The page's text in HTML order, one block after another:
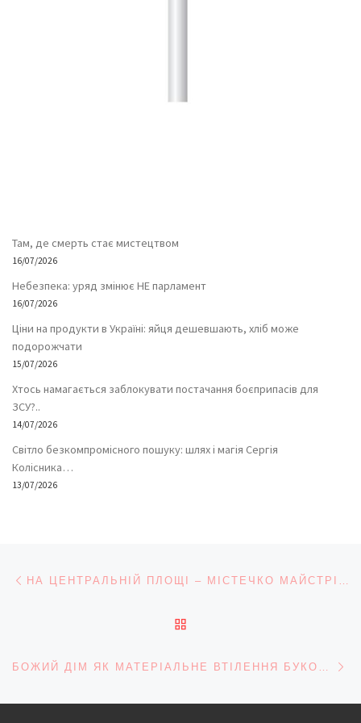
Там, де смерть стає мистецтвом
16/07/2026
Небезпека: уряд змінює НЕ парламент
16/07/2026
Ціни на продукти в Україні: яйця дешевшають, хліб може
подорожчати
15/07/2026
Хтось намагається заблокувати постачання боєприпасів для
ЗСУ?..
14/07/2026
Світло безкомпромісного пошуку: шлях і магія Сергія
Колісника…
13/07/2026
Навігація записів